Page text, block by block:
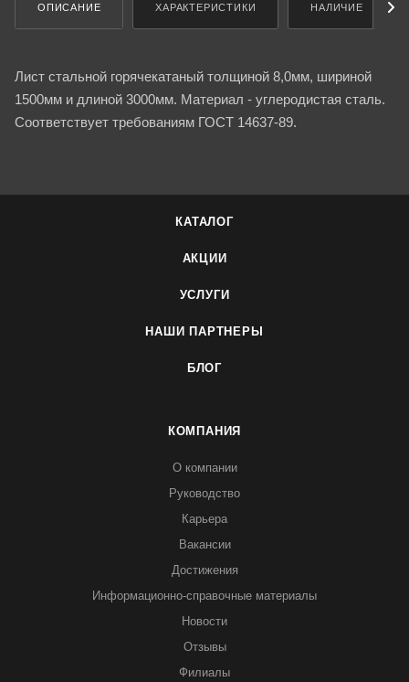
ОПИСАНИЕ ХАРАКТЕРИСТИКИ НАЛИЧИЕ
Лист стальной горячекатаный толщиной 8,0мм, шириной
1500мм и длиной 3000мм. Материал - углеродистая сталь.
Соответствует требованиям ГОСТ 14637-89.
КАТАЛОГ
АКЦИИ
УСЛУГИ
НАШИ ПАРТНЕРЫ
БЛОГ
КОМПАНИЯ
О компании
Руководство
Карьера
Вакансии
Достижения
Информационно-справочные материалы
Новости
Отзывы
Филиалы